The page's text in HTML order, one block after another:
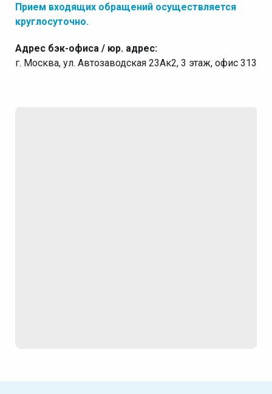
Прием входящих обращений осуществляется
круглосуточно.
Адрес бэк-офиса / юр. адрес:
г. Москва, ул. Автозаводская 23Ак2, 3 этаж, офис 313